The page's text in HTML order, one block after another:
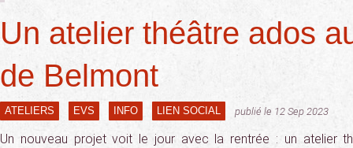
Un atelier théâtre ados
de Belmont
ATELIERS EVS INFO LIEN SOCIAL publié le 12 Sep 2023
Un nouveau projet voit le jour avec la rentrée : un atelier